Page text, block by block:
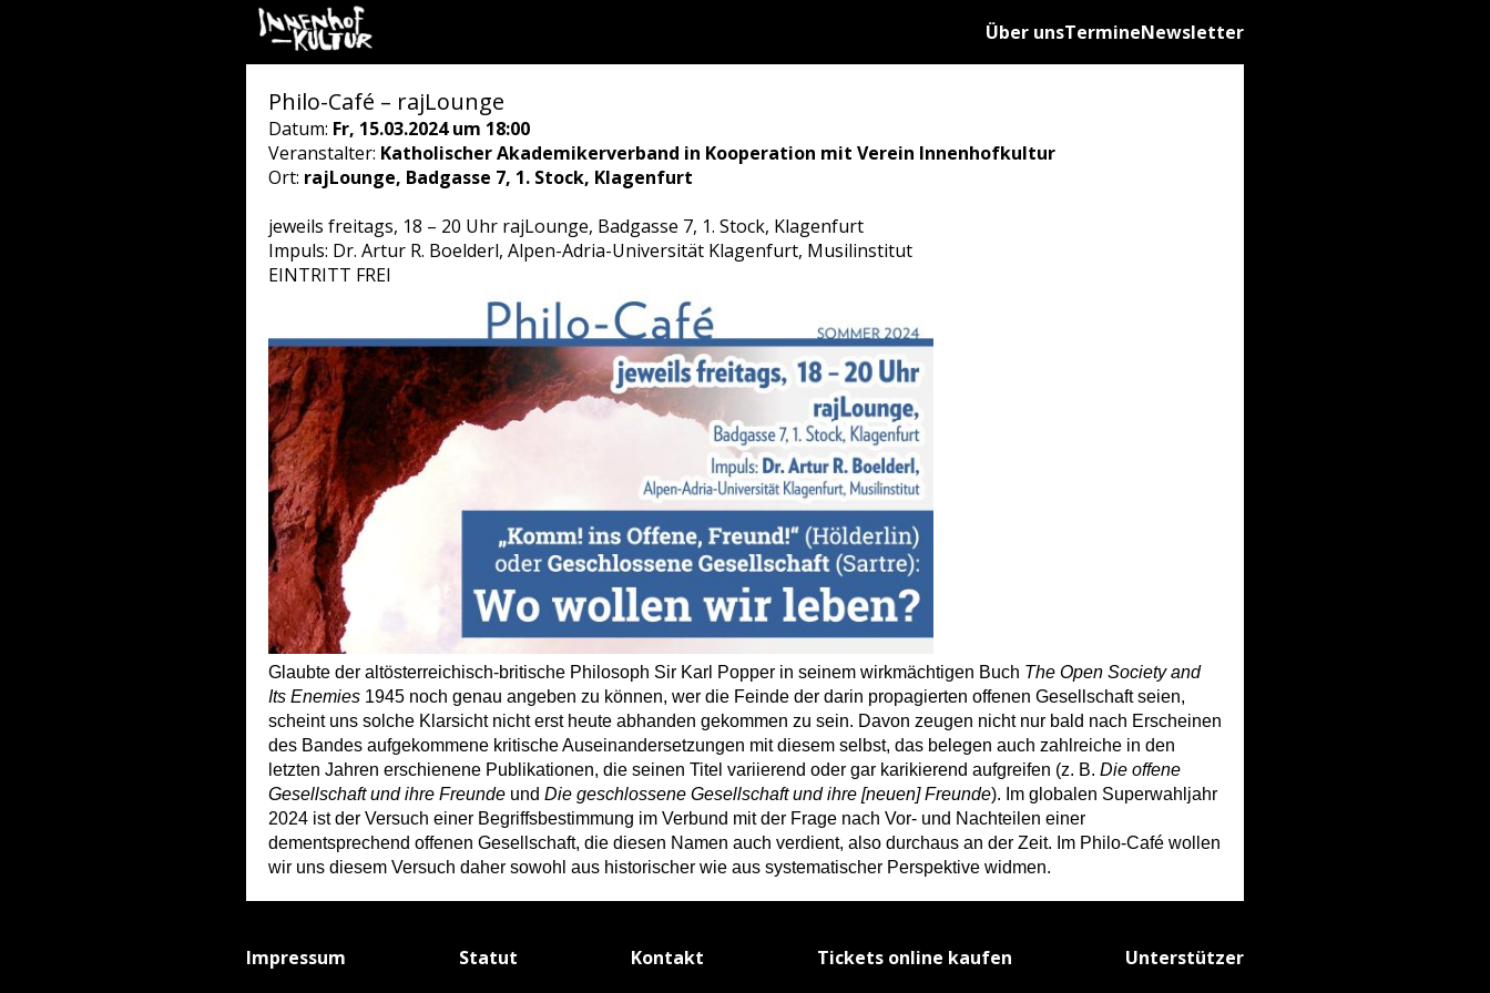
Über unsTermineNewsletter
Philo-Café – rajLounge
Datum: Fr, 15.03.2024 um 18:00
Veranstalter: Katholischer Akademikerverband in Kooperation mit Verein Innenhofkultur
Ort: rajLounge, Badgasse 7, 1. Stock, Klagenfurt
jeweils freitags, 18 – 20 Uhr rajLounge, Badgasse 7, 1. Stock, Klagenfurt
Impuls: Dr. Artur R. Boelderl, Alpen-Adria-Universität Klagenfurt, Musilinstitut
EINTRITT FREI
Glaubte der altösterreichisch-britische Philosoph Sir Karl Popper in seinem wirkmächtigen Buch The Open Society and
Its Enemies 1945 noch genau angeben zu können, wer die Feinde der darin propagierten offenen Gesellschaft seien,
scheint uns solche Klarsicht nicht erst heute abhanden gekommen zu sein. Davon zeugen nicht nur bald nach Erscheinen
des Bandes aufgekommene kritische Auseinandersetzungen mit diesem selbst, das belegen auch zahlreiche in den
letzten Jahren erschienene Publikationen, die seinen Titel variierend oder gar karikierend aufgreifen (z. B. Die offene
Gesellschaft und ihre Freunde und Die geschlossene Gesellschaft und ihre [neuen] Freunde). Im globalen Superwahljahr
2024 ist der Versuch einer Begriffsbestimmung im Verbund mit der Frage nach Vor- und Nachteilen einer
dementsprechend offenen Gesellschaft, die diesen Namen auch verdient, also durchaus an der Zeit. Im Philo-Café wollen
wir uns diesem Versuch daher sowohl aus historischer wie aus systematischer Perspektive widmen.
Impressum Statut Kontakt Tickets online kaufen Unterstützer